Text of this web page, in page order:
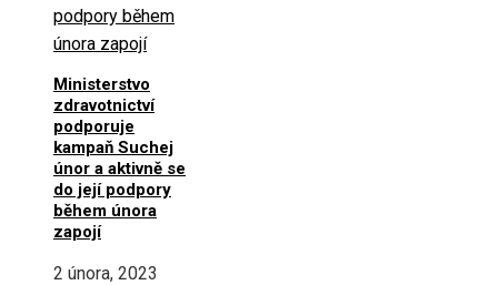
Ministerstvo
zdravotnictví
podporuje
kampaň Suchej
únor a aktivně se
do její podpory
během února
zapojí
2 února, 2023